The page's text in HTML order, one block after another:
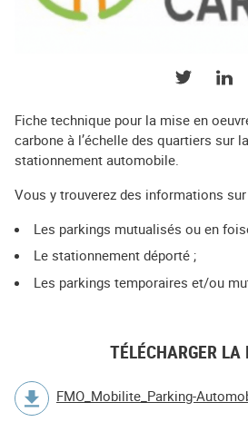
PARTAGER
Fiche technique pour la mise en
carbone à l’échelle des quartiers sur
stationnement automobile.
Vous y trouverez des informations sur
Les parkings mutualisés ou en
Le stationnement déporté ;
Les parkings temporaires et/ou
TÉLÉCHARGER LA
FMO_Mobilite_Parking-